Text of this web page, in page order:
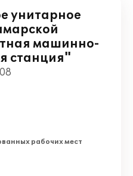
унитарное
машинно-
станция"
рабочих мест